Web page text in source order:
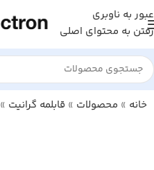
عبور به ناوبری
رفتن به محتوای اصلی
خانه » محصولات » قابلمه گرانیت »